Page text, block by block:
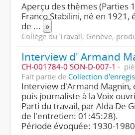
Aperçu des thèmes (Parties
Franco Stabilini, né en 1921,
de ... »
Collège du Travail, Genève;
CH-001784-0 SON-D-007-1
Fait partie de Collection
Interview d'Armand Magnin,
puis journaliste à la Voix
Parti du travail, par Alda De
de l'entretien: 01:45:28).
Période évoquée: 1930-1980